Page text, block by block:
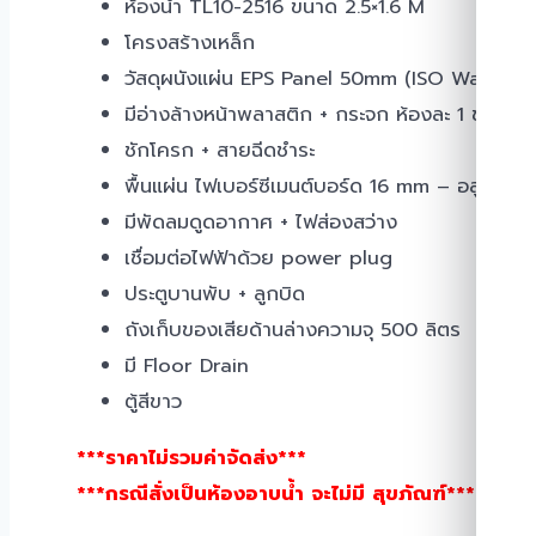
ห้องน้ำ TL10-2516 ขนาด 2.5×1.6 M
โครงสร้างเหล็ก
วัสดุผนังแผ่น EPS Panel 50mm (ISO Wall)
มีอ่างล้างหน้าพลาสติก + กระจก ห้องละ 1 ชุด
ชักโครก + สายฉีดชำระ
พื้นแผ่น ไฟเบอร์ซีเมนต์บอร์ด 16 mm – อลูมีเนียม
มีพัดลมดูดอากาศ + ไฟส่องสว่าง
เชื่อมต่อไฟฟ้าด้วย power plug
ประตูบานพับ + ลูกบิด
ถังเก็บของเสียด้านล่างความจุ 500 ลิตร
มี Floor Drain
ตู้สีขาว
***ราคาไม่รวมค่าจัดส่ง***
***กรณีสั่งเป็นห้องอาบน้ำ จะไม่มี สุขภัณฑ์***